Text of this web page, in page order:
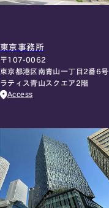
東京事務所
〒107-0062
東京都港区南青山一丁目2番6号
ラティス青山スクエア2階
Access